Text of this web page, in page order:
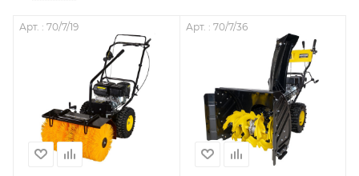
Арт. : 70/7/19 Арт. : 70/7/36